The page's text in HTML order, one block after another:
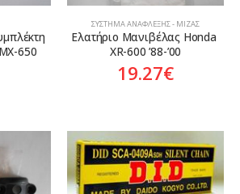
650
ΣΎΣΤΗΜΑ ΑΝΆΦΛΕΞΗΣ - ΜΊΖΑΣ
Ελατήριο Μανιβέλας Honda
XR-600 ’88-’00
19.27€